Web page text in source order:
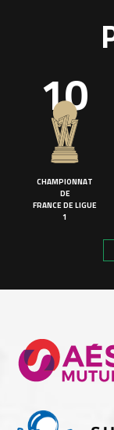
10
CHAMPIONNAT
DE
FRANCE DE LIGUE
1